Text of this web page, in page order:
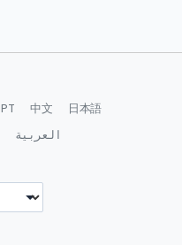
PT 中文
日本語
العربية